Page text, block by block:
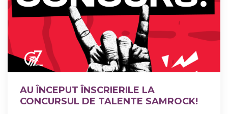
AU ÎNCEPUT ÎNSCRIERILE LA
CONCURSUL DE TALENTE SAMROCK!